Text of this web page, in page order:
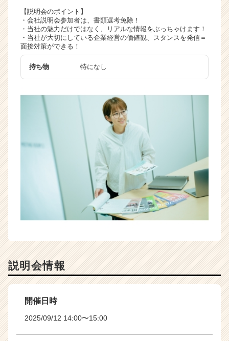
リ
ア
h
e
e
r）
【説明会のポイント】
・会社説明会参加者は、書類選考免除！
・当社の魅力だけではなく、リアルな情報をぶっちゃけます！
・当社が大切にしている企業経営の価値観、スタンスを発信＝
面接対策ができる！
持ち物 特になし
説明会情報
開催日時
2025/09/12 14:00〜15:00